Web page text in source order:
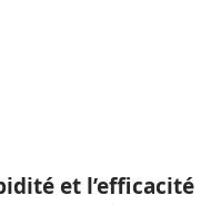
et l’efficacité